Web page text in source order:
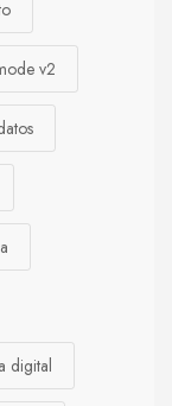
v2
digital